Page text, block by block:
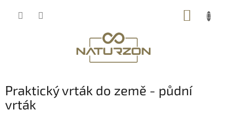
Praktický vrták do země - půdní
vrták